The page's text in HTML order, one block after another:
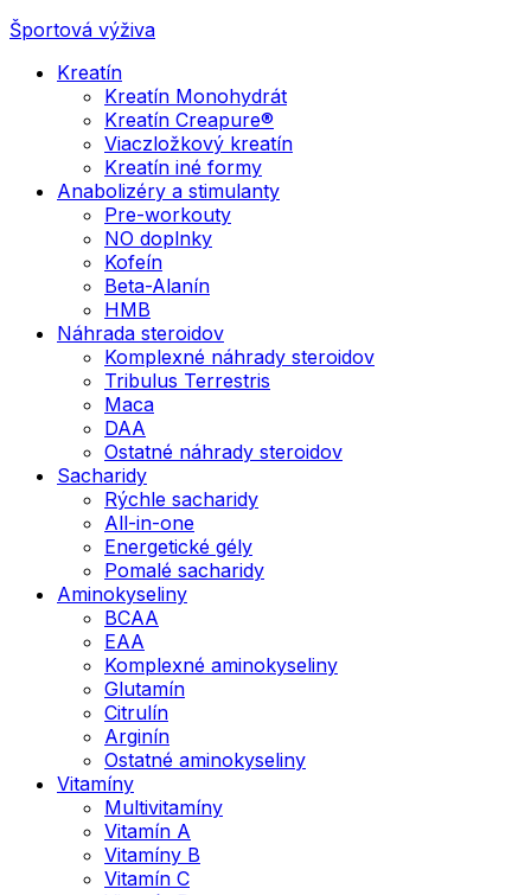
Športová výživa
Kreatín
Kreatín Monohydrát
Kreatín Creapure®
Viaczložkový kreatín
Kreatín iné formy
Anabolizéry a stimulanty
Pre-workouty
NO doplnky
Kofeín
Beta-Alanín
HMB
Náhrada steroidov
Komplexné náhrady steroidov
Tribulus Terrestris
Maca
DAA
Ostatné náhrady steroidov
Sacharidy
Rýchle sacharidy
All-in-one
Energetické gély
Pomalé sacharidy
Aminokyseliny
BCAA
EAA
Komplexné aminokyseliny
Glutamín
Citrulín
Arginín
Ostatné aminokyseliny
Vitamíny
Multivitamíny
Vitamín A
Vitamíny B
Vitamín C